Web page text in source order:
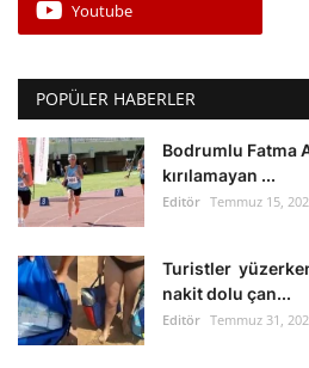
Youtube
POPÜLER HABERLER
Bodrumlu Fatma
kırılamayan ...
Editör Temmuz 15,
Turistler
nakit dolu çan...
Editör Temmuz 31,